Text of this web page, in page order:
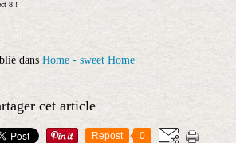
8 !
dans Home - sweet Home
cet article
Repost 0